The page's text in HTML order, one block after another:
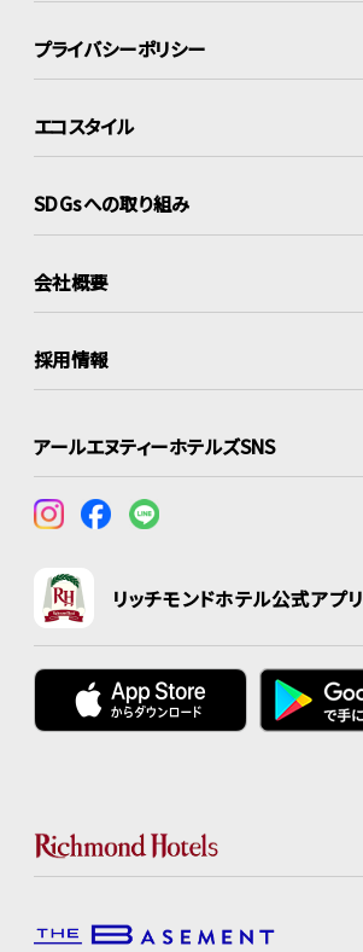
プライバシーポリシー
エコスタイル
SDGsへの取り組み
会社概要
採用情報
アールエヌティーホテルズSNS
リッチモンドホテル公式アプリ